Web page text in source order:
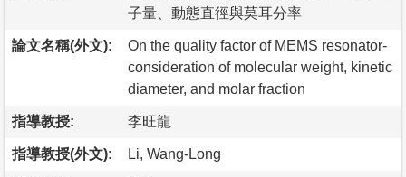
子量、動態直徑與莫耳分率
論文名稱(外文):
On the quality factor of MEMS resonator-
consideration of molecular weight, kinetic
diameter, and molar fraction
指導教授: 李旺龍
指導教授(外文): Li, Wang-Long